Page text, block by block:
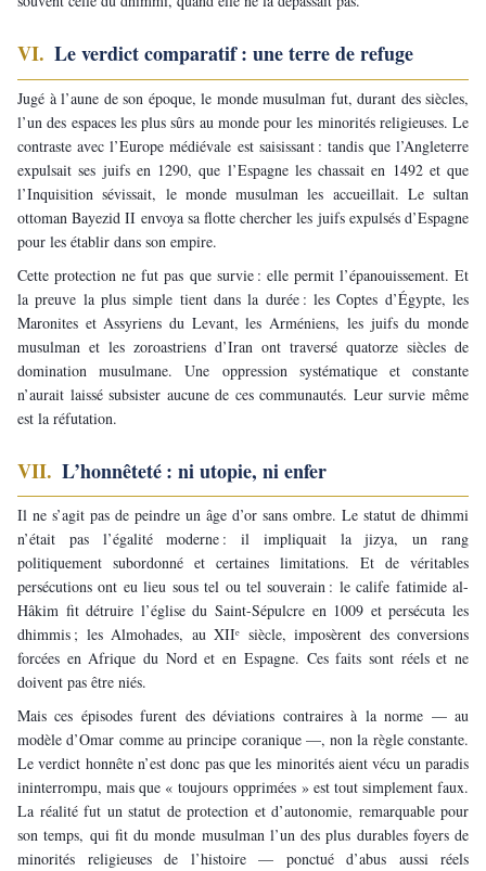
VI. Le verdict comparatif : une terre de refuge
Jugé à l’aune de son époque, le monde musulman fut, durant des siècles,
l’un des espaces les plus sûrs au monde pour les minorités religieuses. Le
contraste avec l’Europe médiévale est saisissant : tandis que l’Angleterre
expulsait ses juifs en 1290, que l’Espagne les chassait en 1492 et que
l’Inquisition sévissait, le monde musulman les accueillait. Le sultan
ottoman Bayezid II envoya sa flotte chercher les juifs expulsés d’Espagne
pour les établir dans son empire.
Cette protection ne fut pas que survie : elle permit l’épanouissement. Et
la preuve la plus simple tient dans la durée : les Coptes d’Égypte, les
Maronites et Assyriens du Levant, les Arméniens, les juifs du monde
musulman et les zoroastriens d’Iran ont traversé quatorze siècles de
domination musulmane. Une oppression systématique et constante
n’aurait laissé subsister aucune de ces communautés. Leur survie même
est la réfutation.
VII. L’honnêteté : ni utopie, ni enfer
Il ne s’agit pas de peindre un âge d’or sans ombre. Le statut de dhimmi
n’était pas l’égalité moderne : il impliquait la jizya, un rang
politiquement subordonné et certaines limitations. Et de véritables
persécutions ont eu lieu sous tel ou tel souverain : le calife fatimide al-
Hâkim fit détruire l’église du Saint-Sépulcre en 1009 et persécuta les
dhimmis ; les Almohades, au XIIᵉ siècle, imposèrent des conversions
forcées en Afrique du Nord et en Espagne. Ces faits sont réels et ne
doivent pas être niés.
Mais ces épisodes furent des déviations contraires à la norme — au
modèle d’Omar comme au principe coranique —, non la règle constante.
Le verdict honnête n’est donc pas que les minorités aient vécu un paradis
ininterrompu, mais que « toujours opprimées » est tout simplement faux.
La réalité fut un statut de protection et d’autonomie, remarquable pour
son temps, qui fit du monde musulman l’un des plus durables foyers de
minorités religieuses de l’histoire — ponctué d’abus aussi réels